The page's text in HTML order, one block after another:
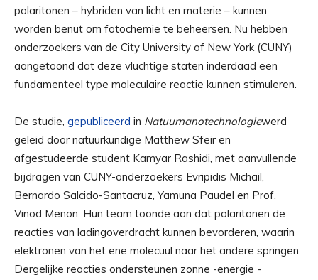
polaritonen – hybriden van licht en materie – kunnen
worden benut om fotochemie te beheersen. Nu hebben
onderzoekers van de City University of New York (CUNY)
aangetoond dat deze vluchtige staten inderdaad een
fundamenteel type moleculaire reactie kunnen stimuleren.
De studie, gepubliceerd in Natuurnanotechnologiewerd
geleid door natuurkundige Matthew Sfeir en
afgestudeerde student Kamyar Rashidi, met aanvullende
bijdragen van CUNY-onderzoekers Evripidis Michail,
Bernardo Salcido-Santacruz, Yamuna Paudel en Prof.
Vinod Menon. Hun team toonde aan dat polaritonen de
reacties van ladingoverdracht kunnen bevorderen, waarin
elektronen van het ene molecuul naar het andere springen.
Dergelijke reacties ondersteunen zonne -energie -